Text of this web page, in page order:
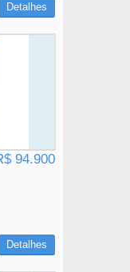
Detalhes
94.900
Detalhes